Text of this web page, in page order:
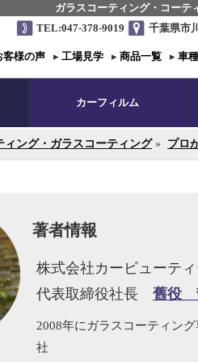
ガラスコーティング・コーテ
TEL:047-378-9019
千葉県市
客様の声 ▸ 工場見学 ▸ 商品一覧 ▸ 車
カーフィルム
ィング・ガラスコーティング» プロ
著者情報
株式会社カービューテ
代表取締役社長 舊役
2008年にガラスコーティン
社